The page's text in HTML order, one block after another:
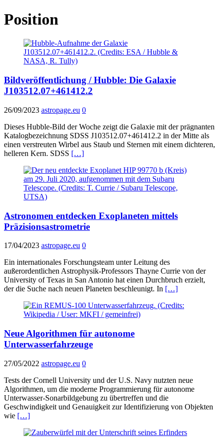
Position
Bildveröffentlichung / Hubble: Die Galaxie
J103512.07+461412.2
26/09/2023 astropage.eu 0
Dieses Hubble-Bild der Woche zeigt die Galaxie mit der prägnanten
Katalogbezeichnung SDSS J103512.07+461412.2 in der Mitte als
einen verstreuten Wirbel aus Staub und Sternen mit einem dichteren,
helleren Kern. SDSS […]
Astronomen entdecken Exoplaneten mittels
Präzisionsastrometrie
17/04/2023 astropage.eu 0
Ein internationales Forschungsteam unter Leitung des
außerordentlichen Astrophysik-Professors Thayne Currie von der
University of Texas in San Antonio hat einen Durchbruch erzielt,
der die Suche nach neuen Planeten beschleunigt. In […]
Neue Algorithmen für autonome
Unterwasserfahrzeuge
27/05/2022 astropage.eu 0
Tests der Cornell University und der U.S. Navy nutzten neue
Algorithmen, um die moderne Programmierung für autonome
Unterwasser-Sonarbildgebung zu übertreffen und die
Geschwindigkeit und Genauigkeit zur Identifizierung von Objekten
wie […]